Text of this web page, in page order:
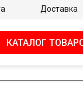
Доставка
КАТАЛОГ